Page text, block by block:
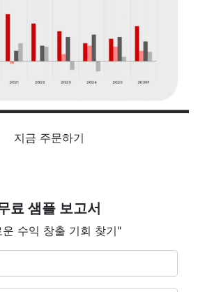
지금 주문하기
료 샘플 보고서
운 수익 창출 기회 찾기"